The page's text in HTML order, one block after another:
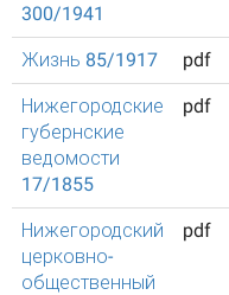
300/1941
Жизнь 85/1917 pdf
Нижегородские
губернские
ведомости
17/1855
pdf
Нижегородский
церковно-
общественный
pdf